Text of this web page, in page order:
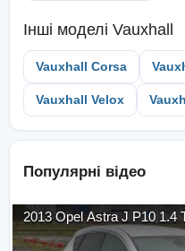
Інші моделі Vauxhall
Vauxhall Corsa
Vauxhall Velox
Популярні відео
2013 Opel Astra J P10 1.4